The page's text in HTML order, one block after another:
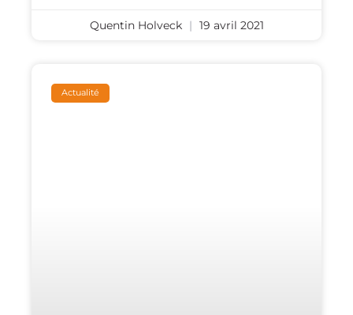
Quentin Holveck 19 avril 2021
Actualité